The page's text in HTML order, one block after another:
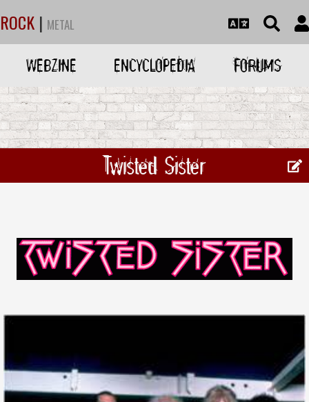
ROCK | METAL
WEBZINE ENCYCLOPEDIA FORUMS
Twisted Sister